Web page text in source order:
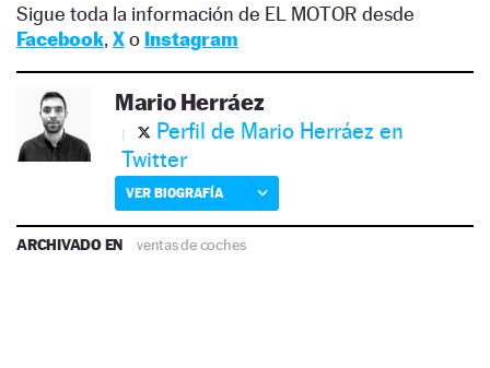
Sigue toda la información de EL MOTOR desde
Facebook, Xo Instagram
Mario Herráez
Perfil de Mario Herráez en
Twitter
VER BIOGRAFÍA
ARCHIVADO EN ventas de coches